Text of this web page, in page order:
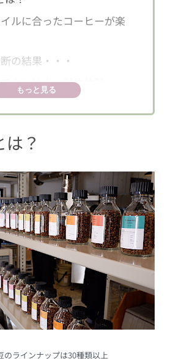
ルに合ったコーヒーが楽
の結果・・・
タと抽出・試飲体験
もっと見る
？
のラインナップは30種類以上